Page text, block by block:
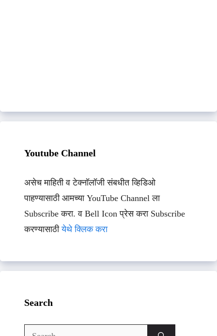
Youtube Channel
असेच माहिती व टेक्नॉलॉजी संबधीत व्हिडिओ
पाहण्यासाठी आमच्या YouTube Channel ला
Subscribe करा. व Bell Icon प्रेस करा Subscribe
करण्यासाठीयेथे क्लिक करा
Search
Search